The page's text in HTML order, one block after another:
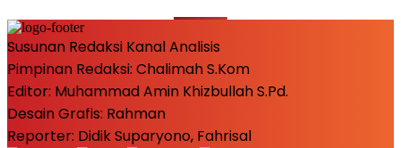
Susunan Redaksi Kanal Analisis
Pimpinan Redaksi: Chalimah S.Kom
Editor: Muhammad Amin Khizbullah S.Pd.
Desain Grafis: Rahman
Reporter: Didik Suparyono, Fahrisal